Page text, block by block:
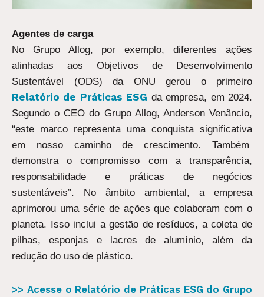
Agentes de carga
No Grupo Allog, por exemplo, diferentes ações
alinhadas aos Objetivos de Desenvolvimento
Sustentável (ODS) da ONU gerou o primeiro
Relatório de Práticas ESG da empresa, em 2024.
Segundo o CEO do Grupo Allog, Anderson Venâncio,
“este marco representa uma conquista significativa
em nosso caminho de crescimento. Também
demonstra o compromisso com a transparência,
responsabilidade e práticas de negócios
sustentáveis”. No âmbito ambiental, a empresa
aprimorou uma série de ações que colaboram com o
planeta. Isso inclui a gestão de resíduos, a coleta de
pilhas, esponjas e lacres de alumínio, além da
redução do uso de plástico.
>> Acesse o Relatório de Práticas ESG do Grupo